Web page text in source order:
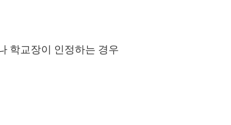
학교장이 인정하는 경우